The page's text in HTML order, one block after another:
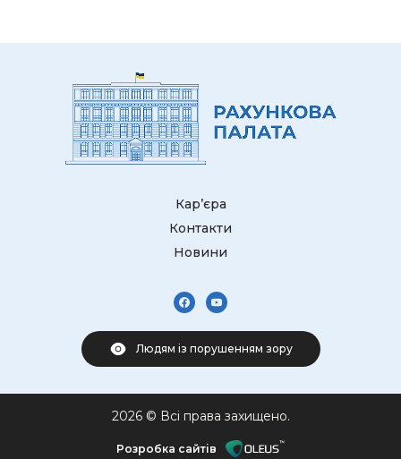
Кар’єра
Контакти
Новини
Людям із порушенням зору
2026 © Всі права захищено.
Розробка сайтів